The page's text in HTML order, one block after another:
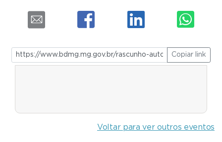
Copiar link
Voltar para ver outros eventos